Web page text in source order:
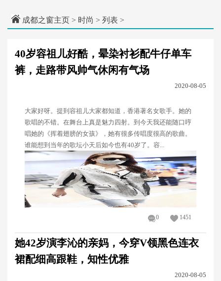
成都之窗主页 > 时尚 > 列表 >
40岁容祖儿好酷，晕染衬衫配牛仔单车
裤，走路带风帅气休闲有气场
2020-08-05
大家好呀。提到容祖儿大家都知道，香港著名女歌手。她的
歌唱的不错。在舞台上真是魅力四射。到今天我还能随口哼
唱她的《挥着翅膀的女孩》，她有很多传唱度很高的歌曲。
谁能想到当年的歌坛小天后如今也有40岁了。容...
0 1451
她42岁演李沁的亲妈，今穿V领黑色连衣
裙配细高跟鞋，知性优雅
2020-08-05